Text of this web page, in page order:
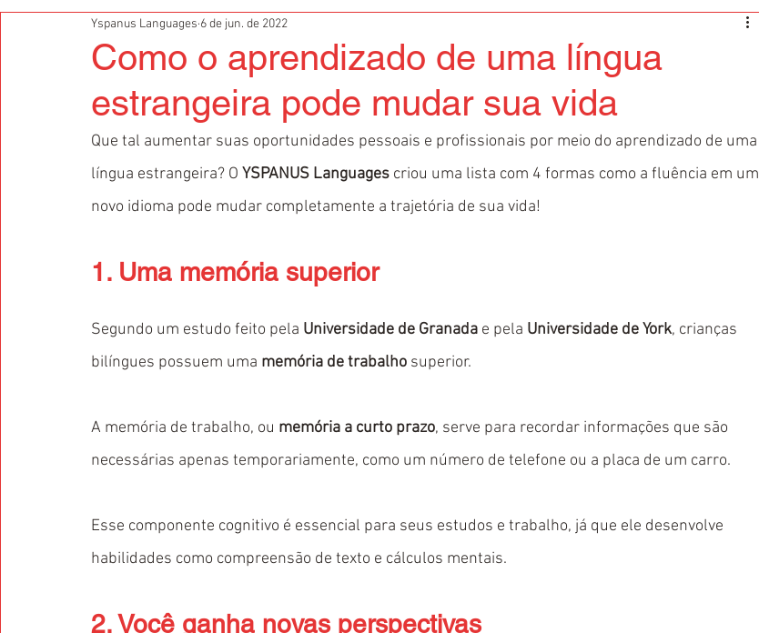
Como o aprendizado de uma língua
estrangeira pode mudar sua vida
Yspanus Languages 6 de jun. de 2022
Que tal aumentar suas oportunidades pessoais e profissionais por meio do aprendizado de uma
língua estrangeira? O YSPANUS Languages criou uma lista com 4 formas como a fluência em um
novo idioma pode mudar completamente a trajetória de sua vida!
1. Uma memória superior
Segundo um estudo feito pela Universidade de Granada e pela Universidade de York, crianças
bilíngues possuem uma memória de trabalho superior.
A memória de trabalho, ou memória a curto prazo, serve para recordar informações que são
necessárias apenas temporariamente, como um número de telefone ou a placa de um carro.
Esse componente cognitivo é essencial para seus estudos e trabalho, já que ele desenvolve
habilidades como compreensão de texto e cálculos mentais.
2. Você ganha novas perspectivas